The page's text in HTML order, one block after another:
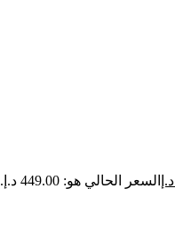
د.إ السعر الحالي هو: 449.00 د.إ.